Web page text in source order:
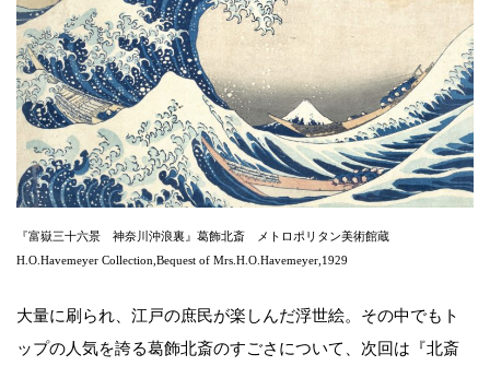
『富嶽三十六景 神奈川沖浪裏』葛飾北斎 メトロポリタン美術館蔵
H.O.Havemeyer Collection,Bequest of Mrs.H.O.Havemeyer,1929
大量に刷られ、江戸の庶民が楽しんだ浮世絵。その中でもト
ップの人気を誇る葛飾北斎のすごさについて、次回は『北斎